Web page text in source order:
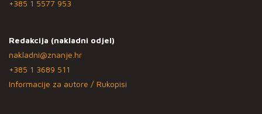
+385 1 5577 953
Redakcija (nakladni odjel)
nakladni@znanje.hr
+385 1 3689 511
Informacije za autore / Rukopisi